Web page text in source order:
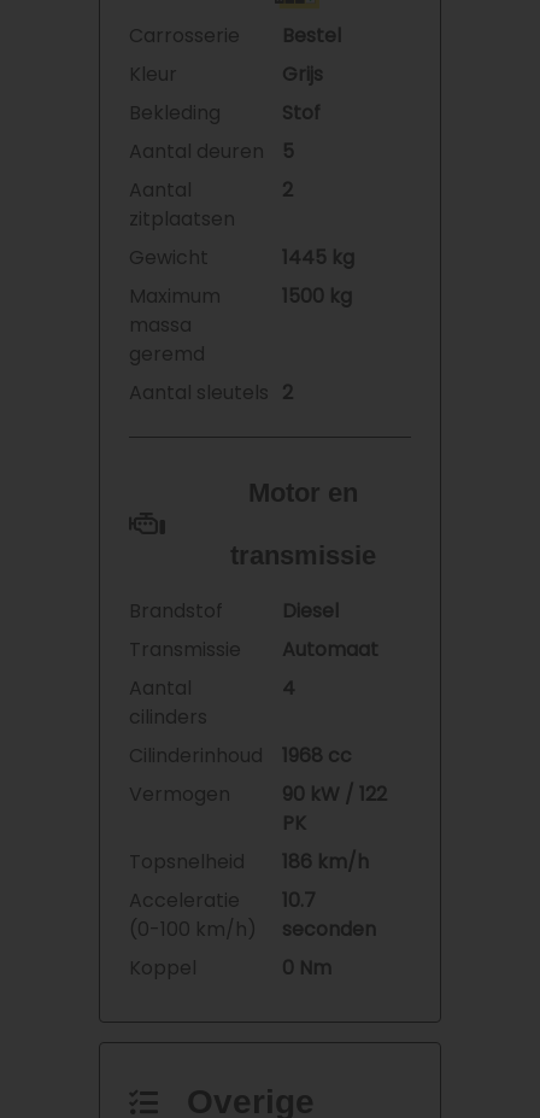
Carrosserie
Bestel
Kleur
Grijs
Bekleding
Stof
Aantal deuren
5
Aantal
zitplaatsen
2
Gewicht
1445 kg
Maximum
massa
geremd
1500 kg
Aantal sleutels 2
Motor en
transmissie
Brandstof
Diesel
Transmissie
Automaat
Aantal
cilinders
4
Cilinderinhoud
1968 cc
Vermogen
90 kW / 122
PK
Topsnelheid
186 km/h
Acceleratie
(0-100 km/h)
10.7
seconden
Koppel
0 Nm
Overige